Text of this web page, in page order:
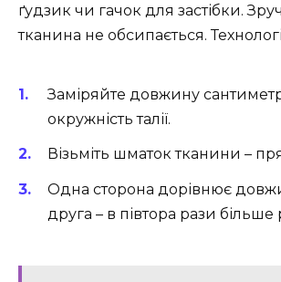
ґудзик чи гачок для застібки.
тканина не обсипається.
Заміряйте довжину
окружність талії.
Візьміть шматок тканини –
Одна сторона дорівнює
друга – в півтора рази більше